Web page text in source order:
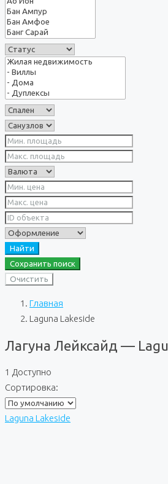
Найти
Сохранить поиск
Очистить
Главная
Laguna Lakeside
Лагуна Лейксайд —
1 Доступно
Сортировка:
Laguna Lakeside